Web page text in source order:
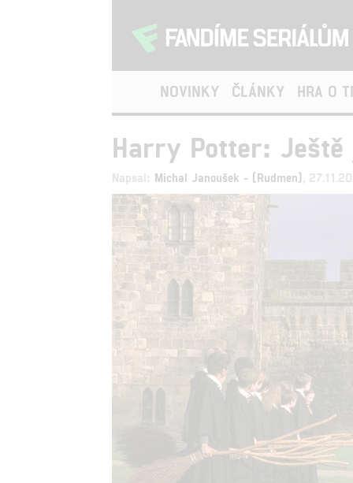
NOVINKY ČLÁNKY HRA O
Harry Potter:
Napsal: Michal Janoušek - (Rudmen) ,